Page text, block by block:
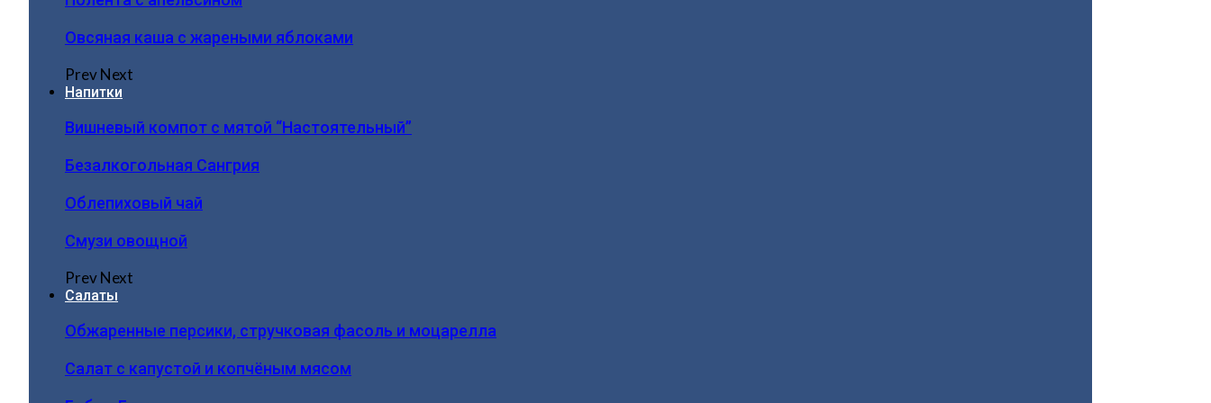
Овсяная каша с жареными яблоками
PrevNext
Напитки
Вишневый компот с мятой “Настоятельный”
Безалкогольная Сангрия
Облепиховый чай
Смузи овощной
PrevNext
Салаты
Обжаренные персики, стручковая фасоль и моцарелла
Салат с капустой и копчёным мясом